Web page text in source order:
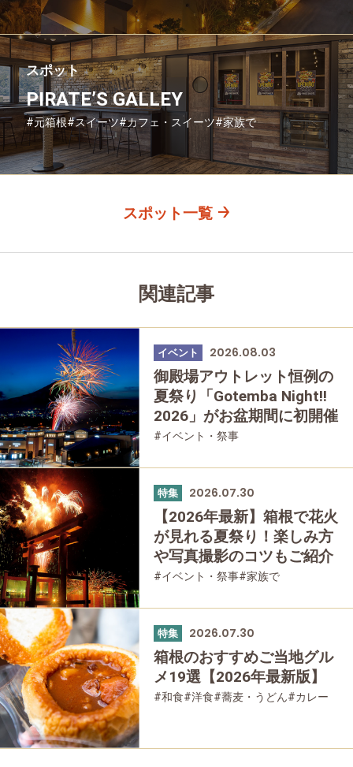
スポット
PIRATE’S GALLEY
#元箱根#スイーツ#カフェ・スイーツ#家族で
#友人グループで#グルメ
スポット一覧
関連記事
イベント 2026.08.03
御殿場アウトレット恒例の
夏祭り「Gotemba Night!!
2026」がお盆期間に初開催
#イベント・祭事
特集 2026.07.30
【2026年最新】箱根で花火
が見れる夏祭り！楽しみ方
や写真撮影のコツもご紹介
#イベント・祭事#家族で
特集 2026.07.30
箱根のおすすめご当地グル
メ19選【2026年最新版】
#和食#洋食#蕎麦・うどん#カレー